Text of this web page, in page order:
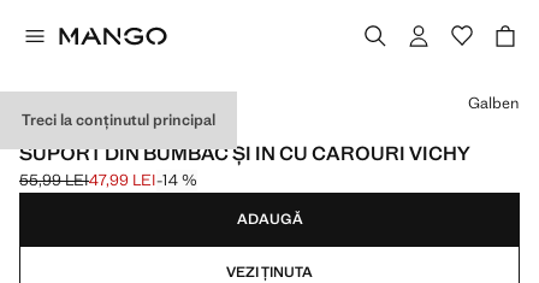
Treci la conținutul principal
IN
SUPORT DIN BUMBAC ȘI IN CU CAROURI VICHY
Preț inițial tăiat [55,99 LEI ]
55,99 LEI
Preț actual [47,99 LEI ]
47,99 LEI-14 %
Selectează o culoare
Galben
ADAUGĂ
VEZI ȚINUTA